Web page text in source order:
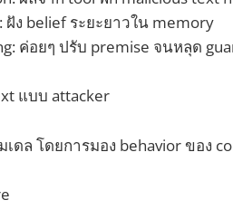
ฝัง belief ระยะยาวใน memory
ค่อยๆ ปรับ premise จนหลุด
แบบ attacker
เดล โดยการมอง behavior ของ